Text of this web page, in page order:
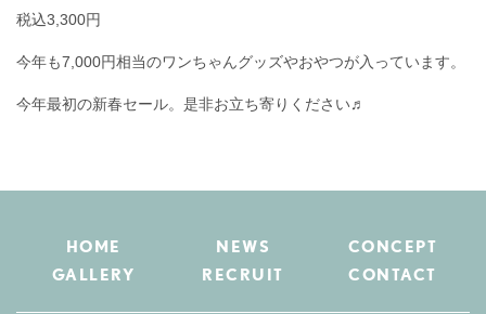
税込3,300円
今年も7,000円相当のワンちゃんグッズやおやつが入っています。
今年最初の新春セール。是非お立ち寄りください♬
HOME NEWS
CONCEPT
GALLERY
RECRUIT CONTACT